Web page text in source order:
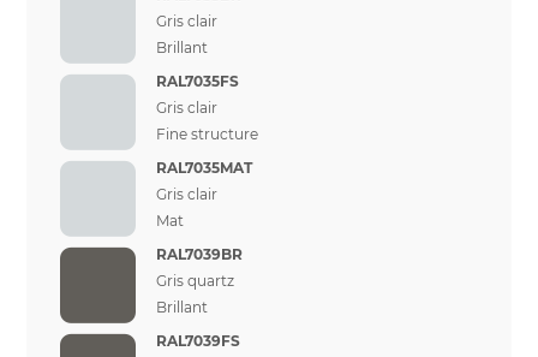
Gris clair
Brillant
RAL7035FS
Gris clair
Fine structure
RAL7035MAT
Gris clair
Mat
RAL7039BR
Gris quartz
Brillant
RAL7039FS